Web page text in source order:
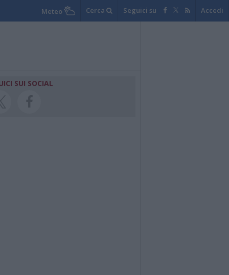
Meteo Cerca Seguici su Accedi
SUI SOCIAL